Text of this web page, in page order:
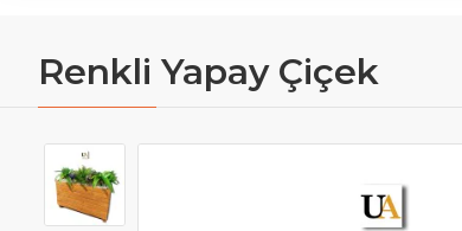
Renkli Yapay Çiçek